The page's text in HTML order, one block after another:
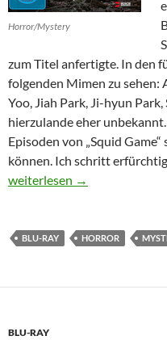
Horror/Mystery
zum Titel anfertigte. In den
folgenden Mimen zu sehen:
Yoo, Jiah Park, Ji-hyun
hierzulande eher
Episoden von „Squid
können. Ich schritt
Gonjiam – Haunted Asylum
weiterlesen →
BLU-RAY HORROR
BLU-RAY